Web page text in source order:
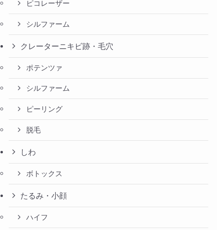
ピコレーザー
シルファーム
クレーターニキビ跡・毛穴
ポテンツァ
シルファーム
ピーリング
脱毛
しわ
ボトックス
たるみ・小顔
ハイフ